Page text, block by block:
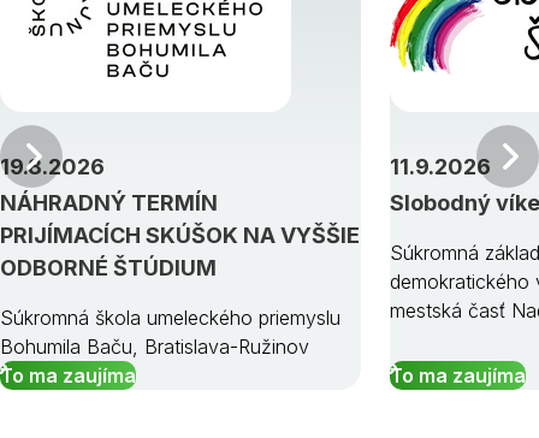
NÁHRADNÝ TERMÍN
PRIJÍMACÍCH SKÚŠOK NA VYŠŠIE
ODBORNÉ ŠTÚDIUM
19.8.2026
Súkromná škola umeleckého priemyslu
Bohumila Baču, Bratislava-Ružinov
To ma zaujíma
Slobodný
11.9.2026
Súkromná
demokratického
mestská časť
To ma zaujíma
Predchádzajúci